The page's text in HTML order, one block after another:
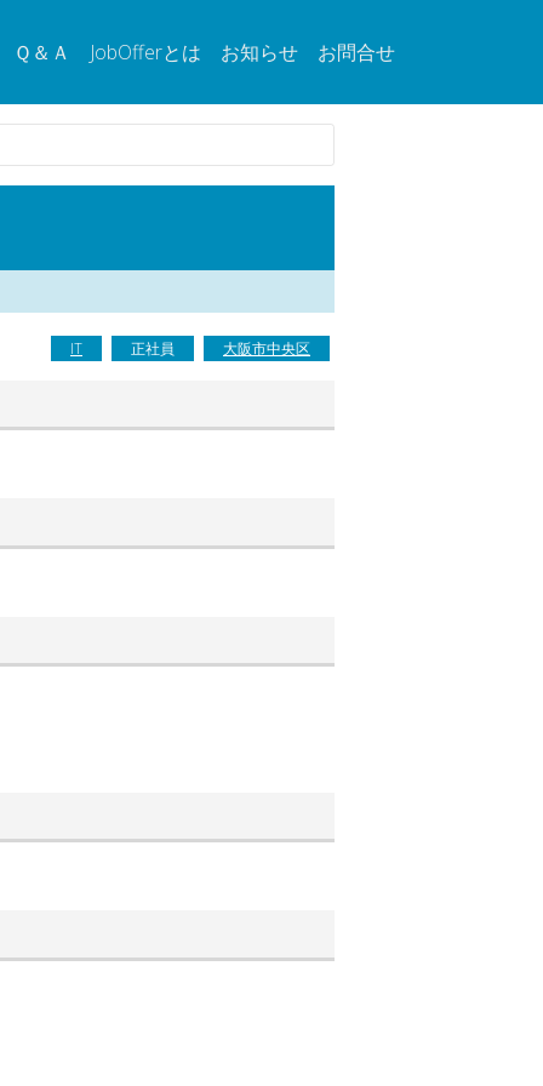
Ｑ＆Ａ JobOfferとは お知らせ お問合せ
IT 正社員 大阪市中央区